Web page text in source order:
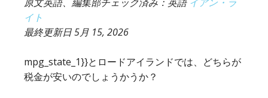
イト
最終更新日5月 15, 2026
mpg_state_1}}とロードアイランドでは、どちらが
税金が安いのでしょうかうか？